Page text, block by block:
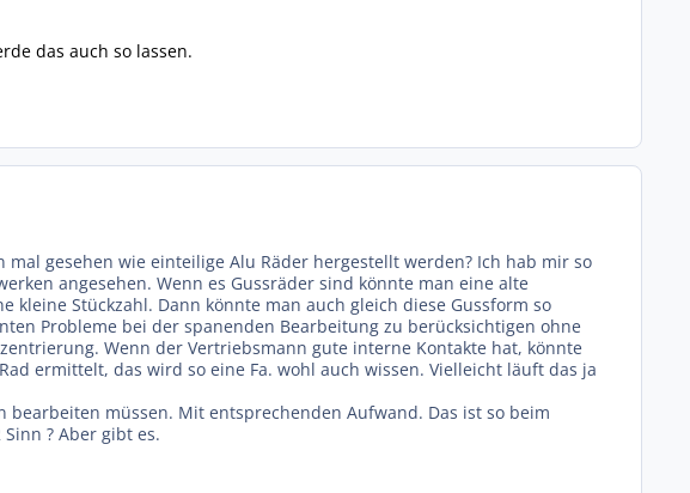
das auch so lassen.
gesehen wie einteilige Alu Räder hergestellt werden? Ich hab mir so
angesehen. Wenn es Gussräder sind könnte man eine alte
Stückzahl. Dann könnte man auch gleich diese Gussform so
Probleme bei der spanenden Bearbeitung zu berücksichtigen ohne
Wenn der Vertriebsmann gute interne Kontakte hat, könnte
ermittelt, das wird so eine Fa. wohl auch wissen. Vielleicht läuft das ja
müssen. Mit entsprechenden Aufwand. Das ist so beim
? Aber gibt es.